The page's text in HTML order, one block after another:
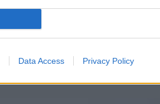
Data Access Privacy Policy